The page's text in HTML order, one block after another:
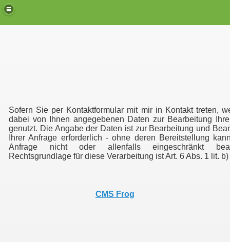
Sofern Sie per Kontaktformular mit mir in Kontakt treten,
dabei von Ihnen angegebenen Daten zur Bearbeitung
genutzt. Die Angabe der Daten ist zur Bearbeitung und
Ihrer Anfrage erforderlich - ohne deren Bereitstellung
Anfrage nicht oder allenfalls eingeschränkt
Rechtsgrundlage für diese Verarbeitung ist Art. 6 Abs. 1 lit.
CMS Frog